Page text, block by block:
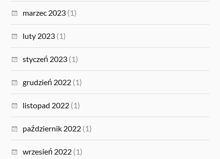
marzec 2023 (1)
luty 2023 (1)
styczeń 2023 (1)
grudzień 2022 (1)
listopad 2022 (1)
październik 2022 (1)
wrzesień 2022 (1)